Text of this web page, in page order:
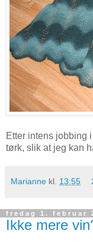
Etter intens jobbing
tørk, slik at jeg kan
Marianne kl. 13:55
fredag 1. februar
Ikke mere